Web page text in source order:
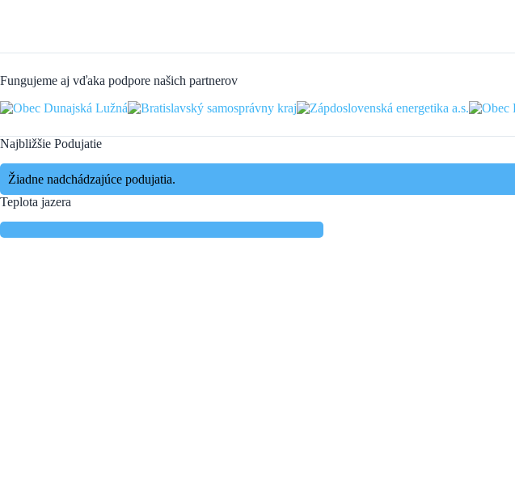
Fungujeme aj vďaka podpore našich partnerov
Najbližšie Podujatie
Žiadne nadchádzajúce podujatia.
Teplota jazera